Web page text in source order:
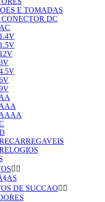
E TOMADAS
DC
 
DE SUCCAO 